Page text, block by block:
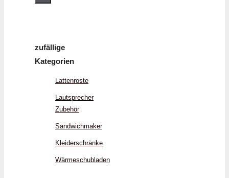
zufällige
Kategorien
Lattenroste
Lautsprecher
Zubehör
Sandwichmaker
Kleiderschränke
Wärmeschubladen